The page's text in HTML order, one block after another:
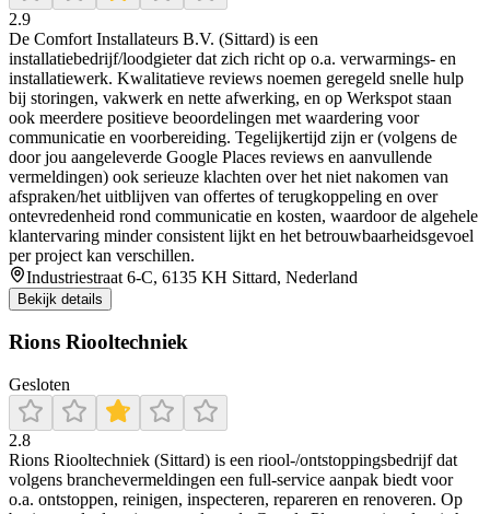
2.9
De Comfort Installateurs B.V. (Sittard) is een
installatiebedrijf/loodgieter dat zich richt op o.a. verwarmings- en
installatiewerk. Kwalitatieve reviews noemen geregeld snelle hulp
bij storingen, vakwerk en nette afwerking, en op Werkspot staan
ook meerdere positieve beoordelingen met waardering voor
communicatie en voorbereiding. Tegelijkertijd zijn er (volgens de
door jou aangeleverde Google Places reviews en aanvullende
vermeldingen) ook serieuze klachten over het niet nakomen van
afspraken/het uitblijven van offertes of terugkoppeling en over
ontevredenheid rond communicatie en kosten, waardoor de algehele
klantervaring minder consistent lijkt en het betrouwbaarheidsgevoel
per project kan verschillen.
Industriestraat 6-C, 6135 KH Sittard, Nederland
Bekijk details
Rions Riooltechniek
Gesloten
2.8
Rions Riooltechniek (Sittard) is een riool-/ontstoppingsbedrijf dat
volgens branchevermeldingen een full-service aanpak biedt voor
o.a. ontstoppen, reinigen, inspecteren, repareren en renoveren. Op